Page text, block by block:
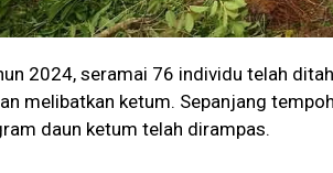
2024, seramai 76 individu telah
melibatkan ketum. Sepanjang
daun ketum telah dirampas.